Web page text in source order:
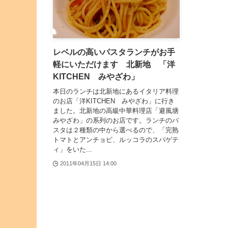
レベルの高いパスタランチがお手
軽にいただけます 北新地 「洋
KITCHEN みやざわ」
本日のランチは北新地にあるイタリア料理
のお店「洋KITCHEN みやざわ」に行き
ました。北新地の高級中華料理店「避風塘
みやざわ」の系列のお店です。ランチのパ
スタは２種類の中から選べるので、「完熟
トマトとアンチョビ、ルッコラのスパゲテ
ィ」をいた...
2011年04月15日 14:00